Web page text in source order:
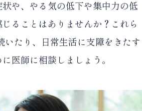
や、やる気の低下や集中力の低
ることはありませんか？これら
いたり、日常生活に支障をきたす
医師に相談しましょう。